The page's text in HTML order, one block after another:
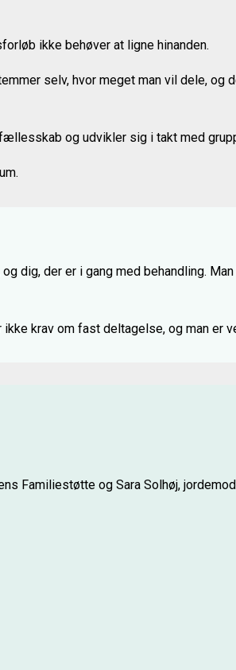
ikke behøver at ligne hinanden.
selv, hvor meget man vil dele, og
og udvikler sig i takt med
dig, der er i gang med behandling.
krav om fast deltagelse, og man er
Familiestøtte og Sara Solhøj,